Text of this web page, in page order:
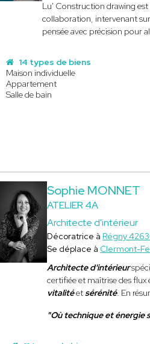
Lu' Construction drawing
collaboration, intervenant
pensée avec précision pour
14 types de biens
Maison individuelle
Appartement
Salle de bain
Sophie MONNET
ATELIER 4A
Architecte d'intérieur
Décoratrice à Régny
Se déplace à Clermont-
Architecte d'intérieur
certifiée et maîtrise des flux
vitalitéetsérénité. En
"Où technique et énergie